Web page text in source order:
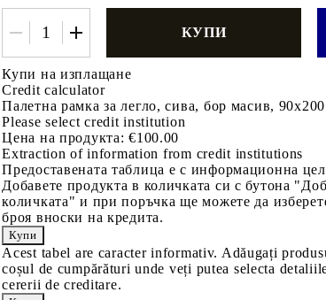
Купи на изплащане
Credit calculator
Палетна рамка за легло, сива, бор масив,
Please select credit institution
Цена на продукта: €100.00
Extraction of information from credit institutions
Предоставената таблица е с информационна
Добавете продукта в количката си с бутона
количката" и при поръчка ще можете да
броя вноски на кредита.
Acest tabel are caracter informativ. Adăugați
coșul de cumpărături unde veți putea selecta
cererii de creditare.